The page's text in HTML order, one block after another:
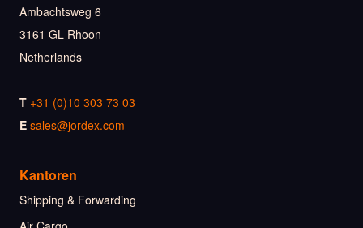
Ambachtsweg 6
3161 GL Rhoon
Netherlands
T +31 (0)10 303 73 03
E sales@jordex.com
Kantoren
Shipping & Forwarding